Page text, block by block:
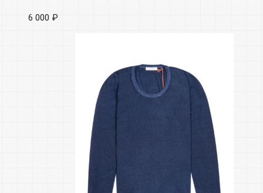
6 000 ₽